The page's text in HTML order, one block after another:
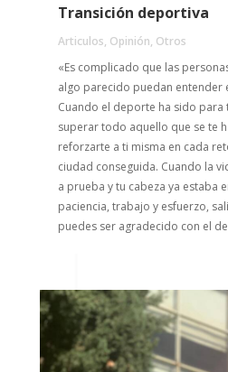
Transición deportiva
Articulos, Opinión, Otros
«Es complicado que las
algo parecido puedan entender
Cuando el deporte ha sido para
superar todo aquello que se te
reforzarte a ti misma en cada
ciudad conseguida. Cuando la
a prueba y tu cabeza ya estaba
paciencia, trabajo y esfuerzo,
puedes ser agradecido con el